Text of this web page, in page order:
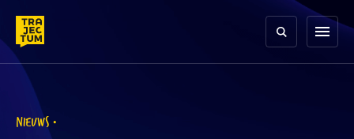
content
menu
NIEUWS